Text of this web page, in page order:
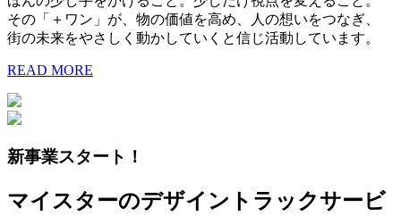
その「＋ワン」が、物の価値を高め、人の想いをつなぎ、
街の未来をやさしく動かしていくと信じ活動しています。
READ MORE
新事業スタート！
マイスターのデザイントラックサービ